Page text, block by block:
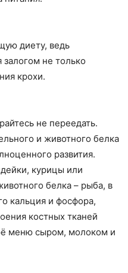
диету, ведь
залогом не только
крохи.
не переедать.
и животного белка
развития.
курицы или
белка – рыба, в
кальция и фосфора,
костных тканей
меню сыром, молоком и